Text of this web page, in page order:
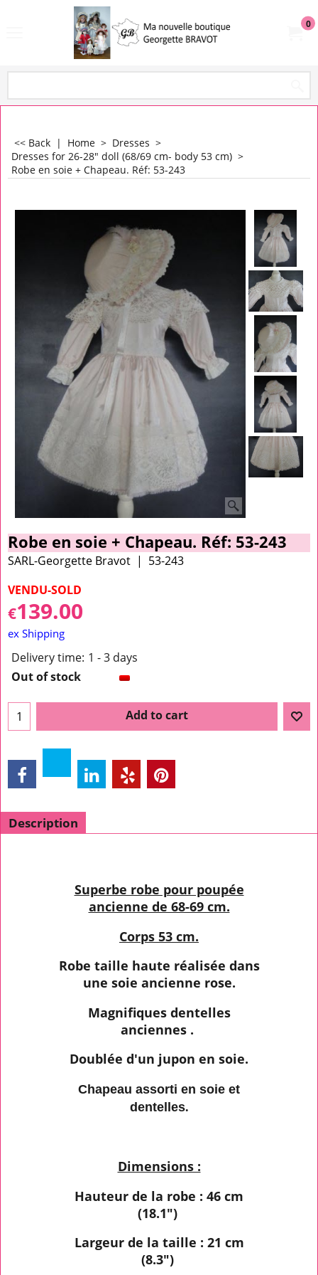
0
<< Back | Home > Dresses >
Dresses for 26-28" doll (68/69 cm- body 53 cm) >
Robe en soie + Chapeau. Réf: 53-243
Robe en soie + Chapeau. Réf: 53-243
SARL-Georgette Bravot
53-243
VENDU-SOLD
€139.00
ex Shipping
Delivery time: 1 - 3 days
Out of stock
Add to cart
Description
Superbe robe pour poupée
ancienne de 68-69 cm.
Corps 53 cm.
Robe taille haute réalisée dans
une soie ancienne rose.
Magnifiques dentelles
anciennes .
Doublée d'un jupon en soie.
Chapeau assorti en soie et
dentelles.
Dimensions :
Hauteur de la robe : 46 cm
(18.1")
Largeur de la taille : 21 cm
(8.3")